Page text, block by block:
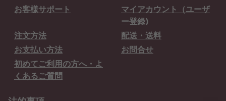
お客様サポート
マイアカウント（ユーザ
ー登録)
注文方法
配送・送料
お支払い方法
お問合せ
初めてご利用の方へ・よ
くあるご質問